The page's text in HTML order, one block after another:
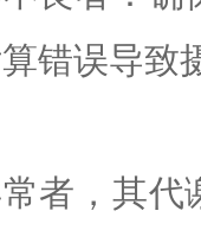
错误导致
者，其代